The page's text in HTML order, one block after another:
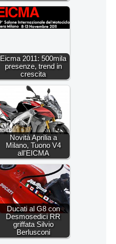
Eicma 2011: 500mila
presenze, trend in
crescita
Novità Aprilia a
Milano, Tuono V4
all'EICMA
Ducati al G8 con
Desmosedici RR
griffata Silvio
Berlusconi